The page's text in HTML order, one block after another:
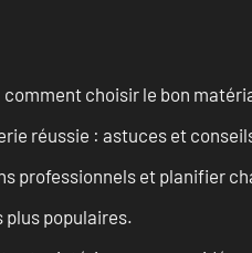
choisir le bon
réussie : astuces et
professionnels et planifier
plus populaires.